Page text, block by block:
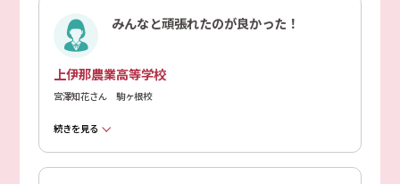
みんなと頑張れたのが良かった！
上伊那農業高等学校
宮澤知花さん 駒ヶ根校
続きを見る